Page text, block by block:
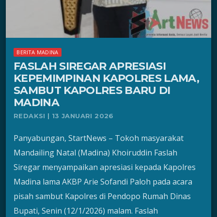
BERITA MADINA
FASLAH SIREGAR APRESIASI
KEPEMIMPINAN KAPOLRES LAMA,
SAMBUT KAPOLRES BARU DI
MADINA
REDAKSI | 13 JANUARI 2026
Panyabungan, StartNews – Tokoh masyarakat
Mandailing Natal (Madina) Khoiruddin Faslah
Siregar menyampaikan apresiasi kepada Kapolres
Madina lama AKBP Arie Sofandi Paloh pada acara
pisah sambut Kapolres di Pendopo Rumah Dinas
Bupati, Senin (12/1/2026) malam. Faslah